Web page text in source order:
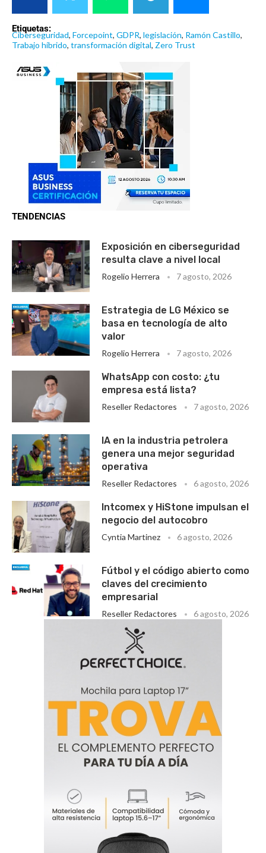
Etiquetas:
Ciberseguridad, Forcepoint, GDPR, legislación, Ramón Castillo,
Trabajo híbrido, transformación digital, Zero Trust
TENDENCIAS
Exposición en ciberseguridad
resulta clave a nivel local
Rogelio Herrera 7 agosto, 2026
Estrategia de LG México se
basa en tecnología de alto
valor
Rogelio Herrera 7 agosto, 2026
WhatsApp con costo: ¿tu
empresa está lista?
Reseller Redactores 7 agosto, 2026
IA en la industria petrolera
genera una mejor seguridad
operativa
Reseller Redactores 6 agosto, 2026
Intcomex y HiStone impulsan el
negocio del autocobro
Cyntia Martinez 6 agosto, 2026
Fútbol y el código abierto como
claves del crecimiento
empresarial
Reseller Redactores 6 agosto, 2026